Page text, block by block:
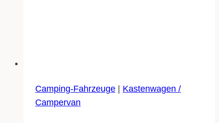
Camping-Fahrzeuge
Kastenwagen /
Campervan